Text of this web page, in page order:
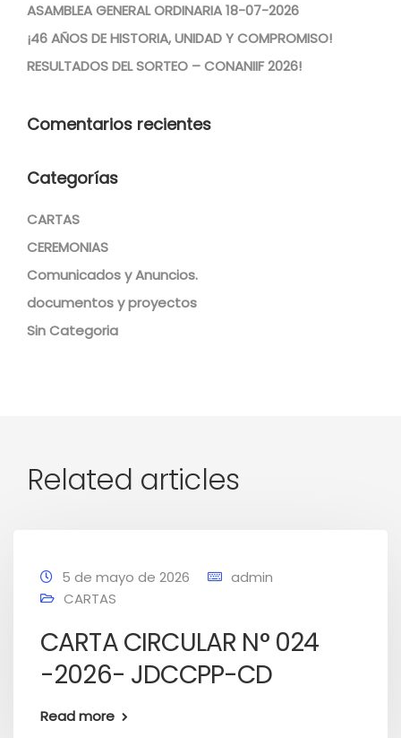
ASAMBLEA GENERAL ORDINARIA 18-07-2026
¡46 AÑOS DE HISTORIA, UNIDAD Y COMPROMISO!
RESULTADOS DEL SORTEO – CONANIIF 2026!
Comentarios recientes
Categorías
CARTAS
CEREMONIAS
Comunicados y Anuncios.
documentos y proyectos
Sin Categoria
Related articles
5 de mayo de 2026
admin
CARTAS
CARTA CIRCULAR N° 024
-2026- JDCCPP-CD
Read more